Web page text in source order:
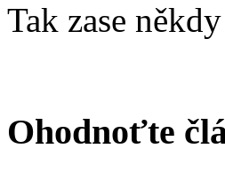
Tak zase
Ohodnoťte